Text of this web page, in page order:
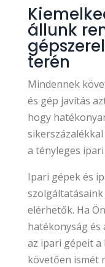
állunk
terén
Mindennek
és gép javítás
hogy
a tényleges
Ipari gépek és
elérhetők. Ha
hatékonyság és
az ipari gépeit
követően ismét